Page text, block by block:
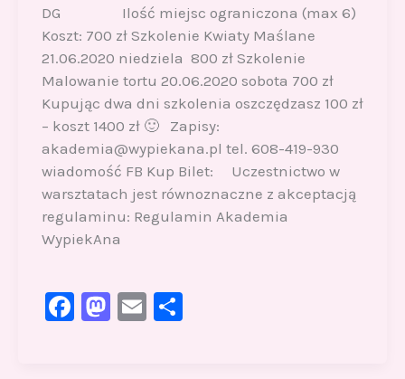
DG Ilość miejsc ograniczona (max 6)
Koszt: 700 zł Szkolenie Kwiaty Maślane
21.06.2020 niedziela 800 zł Szkolenie
Malowanie tortu 20.06.2020 sobota 700 zł
Kupując dwa dni szkolenia oszczędzasz 100 zł
– koszt 1400 zł 🙂 Zapisy:
akademia@wypiekana.pl tel. 608-419-930
wiadomość FB Kup Bilet: Uczestnictwo w
warsztatach jest równoznaczne z akceptacją
regulaminu: Regulamin Akademia
WypiekAna
F
M E S